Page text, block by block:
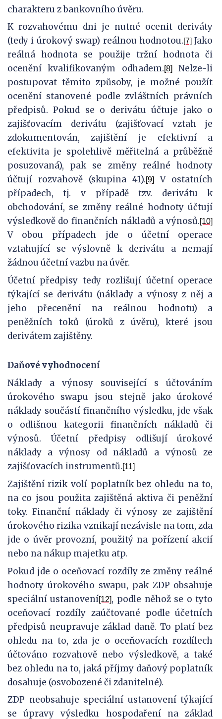
charakteru z bankovního úvěru.
K rozvahovému dni je nutné ocenit deriváty
(tedy i úrokový swap) reálnou hodnotou.[7] Jako
reálná hodnota se použije tržní hodnota či
ocenění kvalifikovaným odhadem.[8]Nelze-li
postupovat těmito způsoby, je možné použít
ocenění stanovené podle zvláštních právních
předpisů. Pokud se o derivátu účtuje jako o
zajišťovacím derivátu (zajišťovací vztah je
zdokumentován, zajištění je efektivní a
efektivita je spolehlivě měřitelná a průběžně
posuzovaná), pak se změny reálné hodnoty
účtují rozvahově (skupina 41).[9]
V ostatních
případech, tj. v případě tzv. derivátu k
obchodování, se změny reálné hodnoty účtují
výsledkově do finančních nákladů a výnosů.[10]
V obou případech jde o účetní operace
vztahující se výslovně k derivátu a nemají
žádnou účetní vazbu na úvěr.
Účetní předpisy tedy rozlišují účetní operace
týkající se derivátu (náklady a výnosy z něj a
jeho přecenění na reálnou hodnotu) a
peněžních toků (úroků z úvěru), které jsou
derivátem zajištěny.
Daňové vyhodnocení
Náklady a výnosy související s účtováním
úrokového swapu jsou stejně jako úrokové
náklady součástí finančního výsledku, jde však
o odlišnou kategorii finančních nákladů či
výnosů. Účetní předpisy odlišují úrokové
náklady a výnosy od nákladů a výnosů ze
zajišťovacích instrumentů.[11]
Zajištění rizik volí poplatník bez ohledu na to,
na co jsou použita zajištěná aktiva či peněžní
toky. Finanční náklady či výnosy ze zajištění
úrokového rizika vznikají nezávisle na tom, zda
jde o úvěr provozní, použitý na pořízení akcií
nebo na nákup majetku atp.
Pokud jde o oceňovací rozdíly ze změny reálné
hodnoty úrokového swapu, pak ZDP obsahuje
speciální ustanovení[12], podle něhož se o tyto
oceňovací rozdíly zaúčtované podle účetních
předpisů neupravuje základ daně. To platí bez
ohledu na to, zda je o oceňovacích rozdílech
účtováno rozvahově nebo výsledkově, a také
bez ohledu na to, jaká příjmy daňový poplatník
dosahuje (osvobozené či zdanitelné).
ZDP neobsahuje speciální ustanovení týkající
se úpravy výsledku hospodaření na základ